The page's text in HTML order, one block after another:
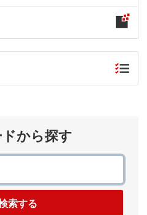
から探す
索する